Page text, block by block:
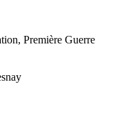
Première Guerre